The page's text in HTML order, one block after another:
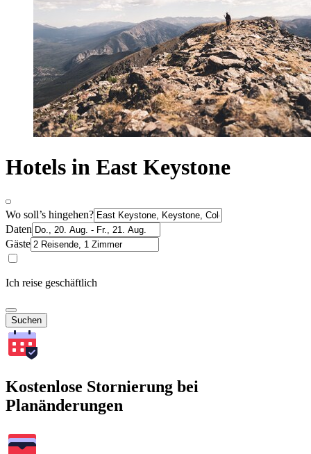
Hotels in East Keystone
Wo soll’s hingehen?
Daten
Gäste
Ich reise geschäftlich
Suchen
Kostenlose Stornierung bei
Planänderungen